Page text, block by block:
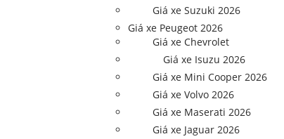
Giá xe Suzuki 2026
Giá xe Peugeot 2026
Giá xe Chevrolet
Giá xe Isuzu 2026
Giá xe Mini Cooper 2026
Giá xe Volvo 2026
Giá xe Maserati 2026
Giá xe Jaguar 2026